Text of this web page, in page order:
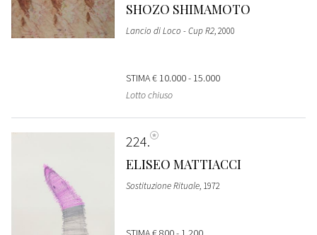
SHOZO SHIMAMOTO
Lancio di Loco - Cup R2, 2000
STIMA€ 10.000 - 15.000
Lotto chiuso
224
ELISEO MATTIACCI
Sostituzione Rituale, 1972